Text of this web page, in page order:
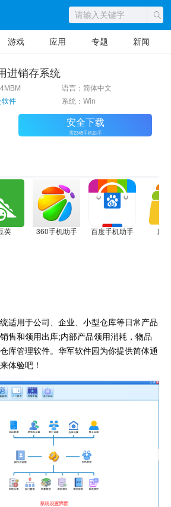
游戏 应用 专题 新闻
进销存系统
语言：简体中文
软件 系统：Win
安全下载
需2345手机助手
荚 360手机助手 百度手机助手 应
适用于公司、企业、小型仓库等日常产品
售和领用出库;内部产品领用消耗，物品
库管理软件。华军软件园为你提供简体通
体验吧！